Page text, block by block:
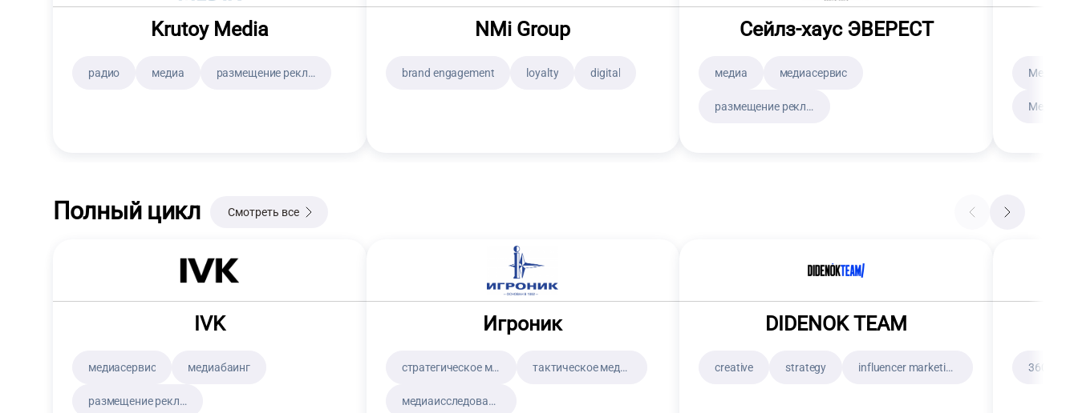
Krutoy Media
радио медиа размещение рекламы на радио
NMi Group
brand engagement loyalty digital
Сейлз-хаус ЭВЕРЕСТ
медиа медиасервис
размещение рекламы на тв
Полный цикл Смотреть все
IVK
медиасервис медиабаинг
размещение рекламы
Игроник
стратегическое медиапланирование тактическое медиапланирование
медиаисследования
DIDENOK TEAM
сreative strategy influencer marketing 360